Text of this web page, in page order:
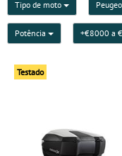
Tipo de moto
Potência +€8000 a
Testado